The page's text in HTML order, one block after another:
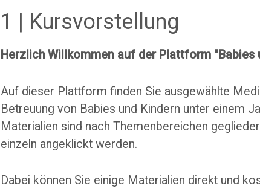
1 | Kursvorstellung
Herzlich Willkommen auf der Plattform
Auf dieser Plattform finden Sie ausgewählte
Betreuung von Babies und Kindern unter einem
Materialien sind nach Themenbereichen
einzeln angeklickt werden.
Dabei können Sie einige Materialien direkt und